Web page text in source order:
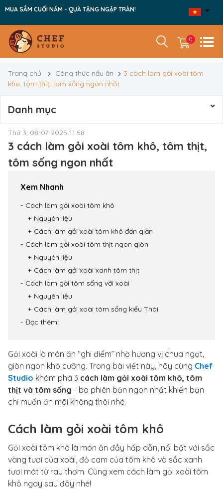
MUA SẮM CUỐI NĂM - QUÀ TẶNG NGẬP TRÀN!
0
Trang chủ Công thức nấu ăn
3 cách làm gỏi xoài tôm
khô, tôm thịt, tôm sống ngon nhất
Danh mục
Thứ 3, 08-07-2025 11:58
3 cách làm gỏi xoài tôm khô, tôm thịt,
tôm sống ngon nhất
Xem Nhanh
Cách làm gỏi xoài tôm khô
Nguyên liệu
Cách làm gỏi xoài tôm khô đơn giản
Cách làm gỏi xoài tôm thịt ngon giòn
Nguyên liệu
Cách làm gỏi xoài xanh tôm thịt
Cách làm gỏi tôm sống với xoài
Nguyên liệu
Cách làm gỏi xoài tôm sống kiểu Thái
Đọc thêm:
Gỏi xoài là món ăn “ghi điểm” nhờ hương vị chua ngọt,
giòn ngon khó cưỡng. Trong bài viết này, hãy cùng Chef
Studio khám phá 3 cách làm gỏi xoài tôm khô, tôm
thịt và tôm sống - ba phiên bản ngon nhất khiến bạn
chỉ muốn ăn mãi không thôi nhé.
Cách làm gỏi xoài tôm khô
Gỏi xoài tôm khô là món ăn đầy hấp dẫn, nổi bật với sắc
vàng tươi của xoài, đỏ cam của tôm khô và sắc xanh
tươi mát từ rau thơm. Cùng xem cách làm gỏi xoài tôm
khô ngay sau đây nhé!